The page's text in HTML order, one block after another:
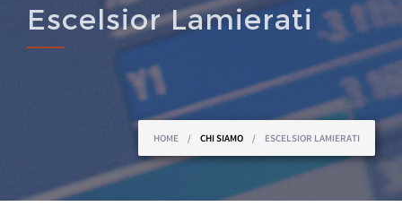
Escelsior Lamierati
Tu sei qui HOME / CHI SIAMO / ESCELSIOR LAMIERATI